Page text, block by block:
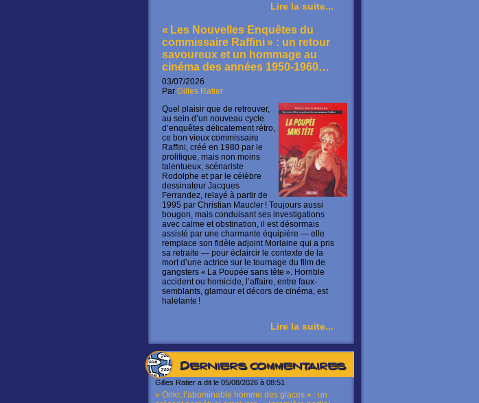
Lire la suite...
« Les Nouvelles Enquêtes du
commissaire Raffini » : un retour
savoureux et un hommage au
cinéma des années 1950-1960…
03/07/2026
Par Gilles Ratier
Quel plaisir que de retrouver,
au sein d’un nouveau cycle
d’enquêtes délicatement rétro,
ce bon vieux commissaire
Raffini, créé en 1980 par le
prolifique, mais non moins
talentueux, scénariste
Rodolphe et par le célèbre
dessinateur Jacques
Ferrandez, relayé à partir de
1995 par Christian Maucler ! Toujours aussi
bougon, mais conduisant ses investigations
avec calme et obstination, il est désormais
assisté par une charmante équipière — elle
remplace son fidèle adjoint Morlaine qui a pris
sa retraite — pour éclaircir le contexte de la
mort d’une actrice sur le tournage du film de
gangsters « La Poupée sans tête ». Horrible
accident ou homicide, l’affaire, entre faux-
semblants, glamour et décors de cinéma, est
haletante !
Lire la suite...
Derniers commentaires
Gilles Ratier a dit le 05/08/2026 à 08:51
« Onkr, l’abominable homme des glaces » : un